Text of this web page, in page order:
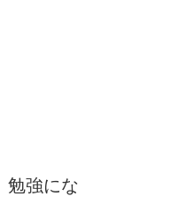
勉強にな